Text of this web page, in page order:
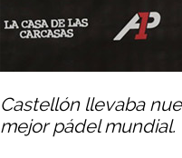
Castellón llevaba
mejor pádel mundial.